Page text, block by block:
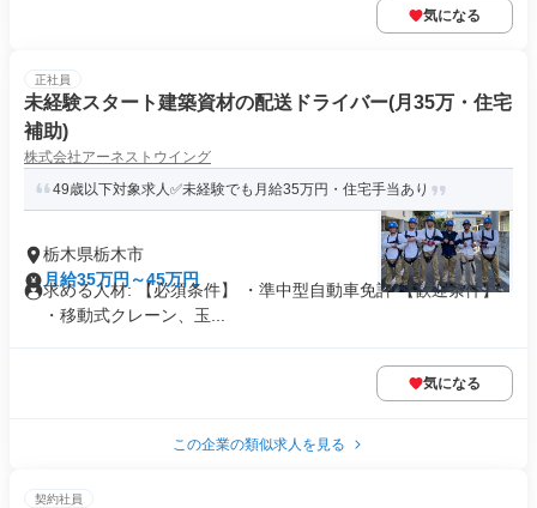
気になる
正社員
未経験スタート建築資材の配送ドライバー(月35万・住宅
補助)
株式会社アーネストウイング
49歳以下対象求人✅未経験でも月給35万円・住宅手当あり
栃木県栃木市
月給35万円～45万円
求める人材: 【必須条件】 ・準中型自動車免許 【歓迎条件】
・移動式クレーン、玉...
気になる
この企業の類似求人を見る
契約社員